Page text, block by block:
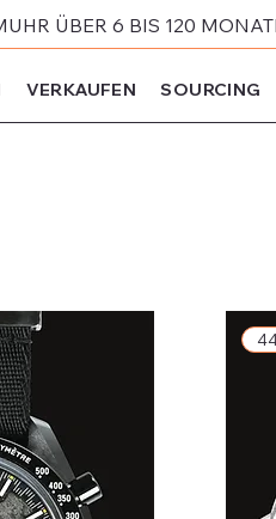
ÜBER 6 BIS 120
VERKAUFEN SOURCING